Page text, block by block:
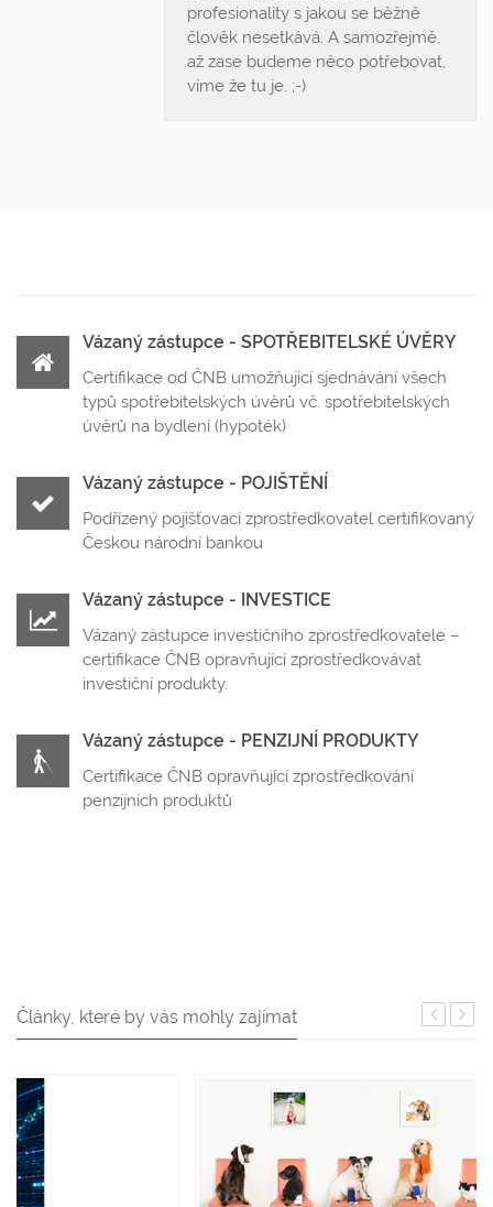
profesionality s jakou se běžně
člověk nesetkává. A samozřejmě,
až zase budeme něco potřebovat,
víme že tu je. ;-)
Vázaný zástupce - SPOTŘEBITELSKÉ ÚVĚRY
Certifikace od ČNB umožňující sjednávání všech
typů spotřebitelských úvěrů vč. spotřebitelských
úvěrů na bydlení (hypoték)
Vázaný zástupce - POJIŠTĚNÍ
Podřízený pojišťovací zprostředkovatel certifikovaný
Českou národní bankou
Vázaný zástupce - INVESTICE
Vázaný zástupce investičního zprostředkovatele –
certifikace ČNB opravňující zprostředkovávat
investiční produkty.
Vázaný zástupce - PENZIJNÍ PRODUKTY
Certifikace ČNB opravňující zprostředkování
penzijních produktů
Články, které by vás mohly zajímat